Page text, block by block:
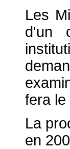
Les
d'un
fera le
La
en